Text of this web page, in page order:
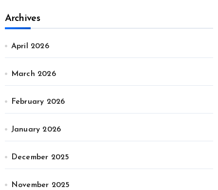
Archives
April 2026
March 2026
February 2026
January 2026
December 2025
November 2025